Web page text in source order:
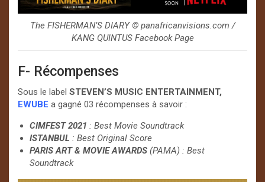
The FISHERMAN’S DIARY © panafricanvisions.com /
KANG QUINTUS Facebook Page
F- Récompenses
Sous le label STEVEN’S MUSIC ENTERTAINMENT,
EWUBE a gagné 03 récompenses à savoir :
CIMFEST 2021 : Best Movie Soundtrack
ISTANBUL : Best Original Score
PARIS ART & MOVIE AWARDS (PAMA) : Best
Soundtrack